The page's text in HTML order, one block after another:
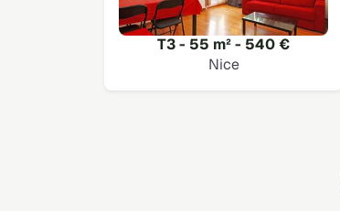
T3 - 55 m² - 540 €
Nice